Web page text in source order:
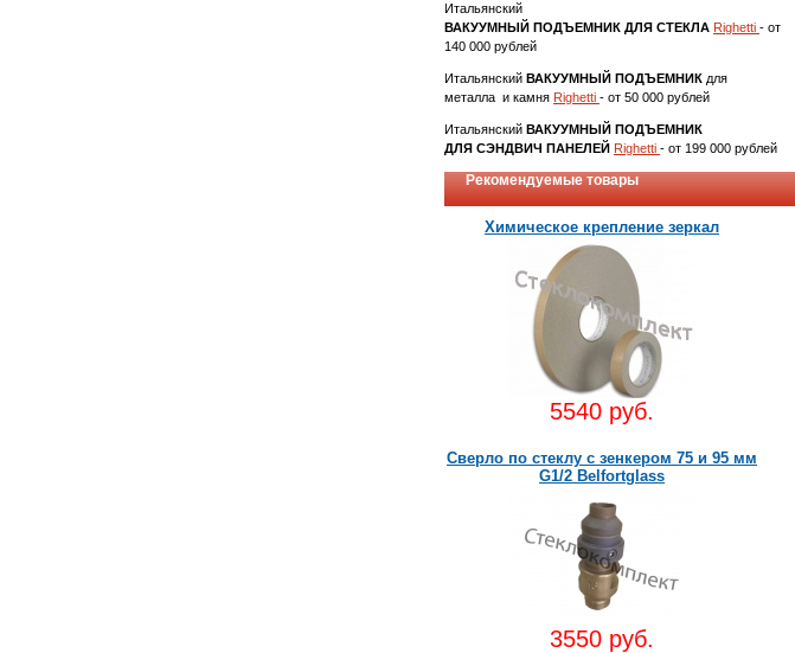
Итальянский
ВАКУУМНЫЙ ПОДЪЕМНИК ДЛЯ СТЕКЛА Righetti - от
140 000 рублей
Итальянский ВАКУУМНЫЙ ПОДЪЕМНИК для
металла и камня Righetti - от 50 000 рублей
Итальянский ВАКУУМНЫЙ ПОДЪЕМНИК
ДЛЯ СЭНДВИЧ ПАНЕЛЕЙ Righetti - от 199 000 рублей
Рекомендуемые товары
Химическое крепление зеркал
5540 руб.
Сверло по стеклу c зенкером 75 и 95 мм
G1/2 Belfortglass
3550 руб.